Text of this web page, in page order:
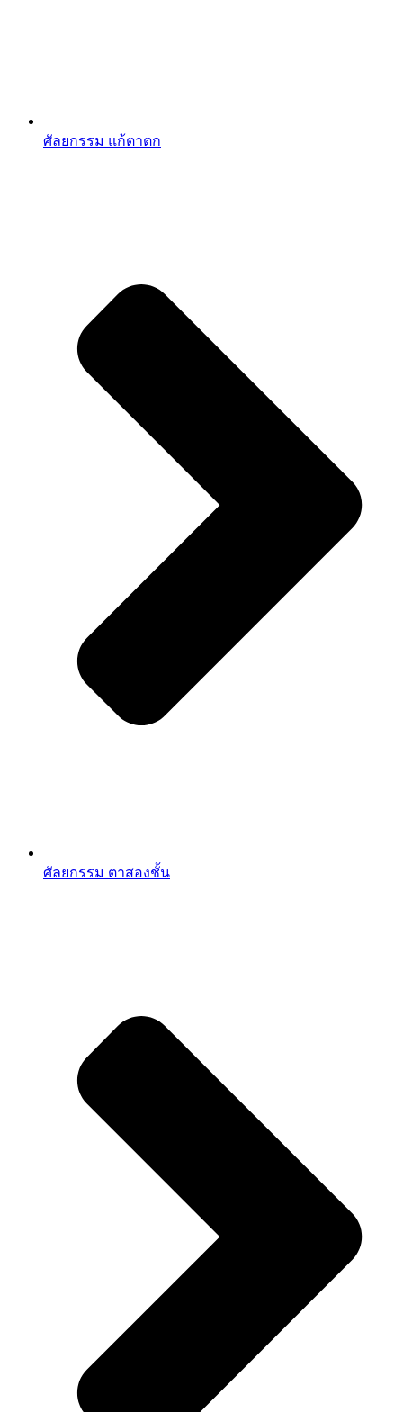
ศัลยกรรม แก้ตาตก
ศัลยกรรม ตาสองชั้น